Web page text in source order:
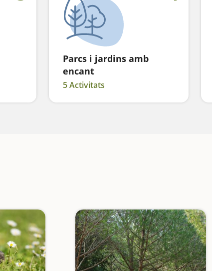
Parcs i jardins amb
encant
5 Activitats